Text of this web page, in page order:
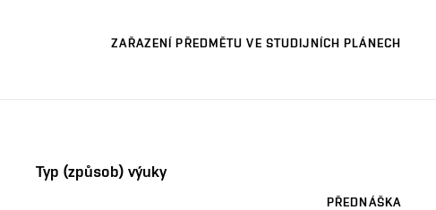
ZAŘAZENÍ PŘEDMĚTU VE STUDIJNÍCH PLÁNECH
Typ (způsob) výuky
PŘEDNÁŠKA